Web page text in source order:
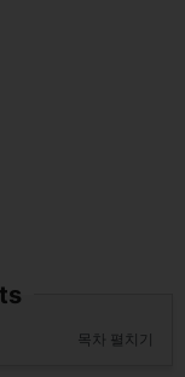
목차 펼치기